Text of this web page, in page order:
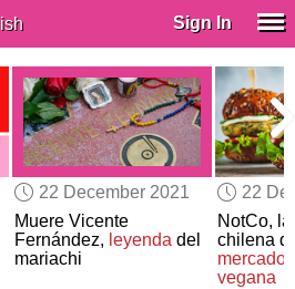
Sign In
22 December 2021
Muere Vicente
Fernández, leyendadel
mariachi
22
NotCo,
chilena
mercado
vegana